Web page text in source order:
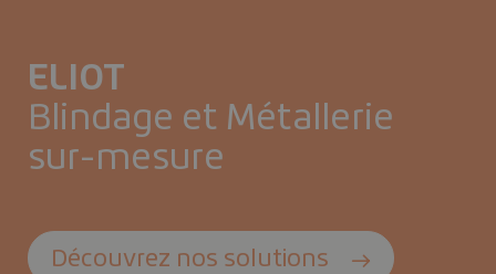
ELIOT
Blindage et Métallerie
sur-mesure
Découvrez nos solutions